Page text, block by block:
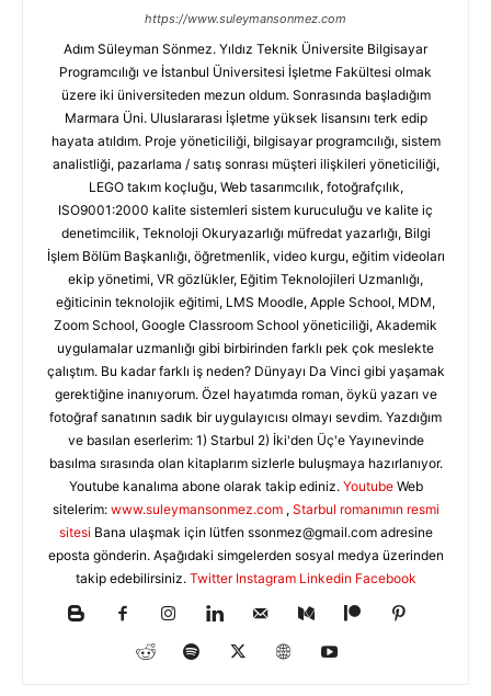
https://www.suleymansonmez.com
Adım Süleyman Sönmez. Yıldız Teknik Üniversite Bilgisayar
Programcılığı ve İstanbul Üniversitesi İşletme Fakültesi olmak
üzere iki üniversiteden mezun oldum. Sonrasında başladığım
Marmara Üni. Uluslararası İşletme yüksek lisansını terk edip
hayata atıldım. Proje yöneticiliği, bilgisayar programcılığı, sistem
analistliği, pazarlama / satış sonrası müşteri ilişkileri yöneticiliği,
LEGO takım koçluğu, Web tasarımcılık, fotoğrafçılık,
ISO9001:2000 kalite sistemleri sistem kuruculuğu ve kalite iç
denetimcilik, Teknoloji Okuryazarlığı müfredat yazarlığı, Bilgi
İşlem Bölüm Başkanlığı, öğretmenlik, video kurgu, eğitim videoları
ekip yönetimi, VR gözlükler, Eğitim Teknolojileri Uzmanlığı,
eğiticinin teknolojik eğitimi, LMS Moodle, Apple School, MDM,
Zoom School, Google Classroom School yöneticiliği, Akademik
uygulamalar uzmanlığı gibi birbirinden farklı pek çok meslekte
çalıştım. Bu kadar farklı iş neden? Dünyayı Da Vinci gibi yaşamak
gerektiğine inanıyorum. Özel hayatımda roman, öykü yazarı ve
fotoğraf sanatının sadık bir uygulayıcısı olmayı sevdim. Yazdığım
ve basılan eserlerim: 1) Starbul 2) İki'den Üç'e Yayınevinde
basılma sırasında olan kitaplarım sizlerle buluşmaya hazırlanıyor.
Youtube kanalıma abone olarak takip ediniz. YoutubeWeb
sitelerim: www.suleymansonmez.com , Starbul romanımın resmi
sitesi Bana ulaşmak için lütfen ssonmez@gmail.comadresine
eposta gönderin. Aşağıdaki simgelerden sosyal medya üzerinden
takip edebilirsiniz. Twitter Instagram Linkedin Facebook